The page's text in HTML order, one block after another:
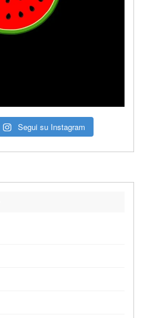
Segui su Instagram